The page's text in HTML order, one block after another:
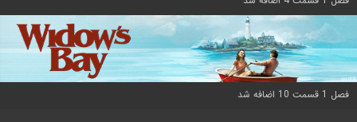
فصل 1 قسمت 10 اضافه شد